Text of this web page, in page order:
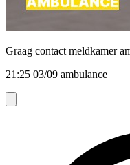
Graag contact meldkamer
21:25 03/09 ambulance